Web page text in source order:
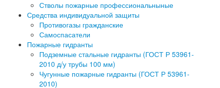
Стволы пожарные профессиональныные
Средства индивидуальной защиты
Противогазы гражданские
Самоспасатели
Пожарные гидранты
Подземные стальные гидранты (ГОСТ Р 53961-
2010 д/у трубы 100 мм)
Чугунные пожарные гидранты (ГОСТ Р 53961-
2010)